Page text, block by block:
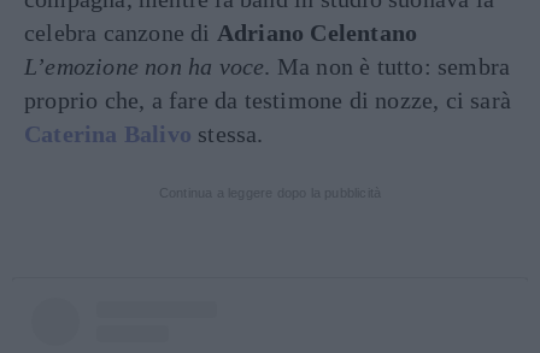
celebra canzone di Adriano Celentano
L’emozione non ha voce. Ma non è tutto: sembra
proprio che, a fare da testimone di nozze, ci sarà
Caterina Balivo stessa.